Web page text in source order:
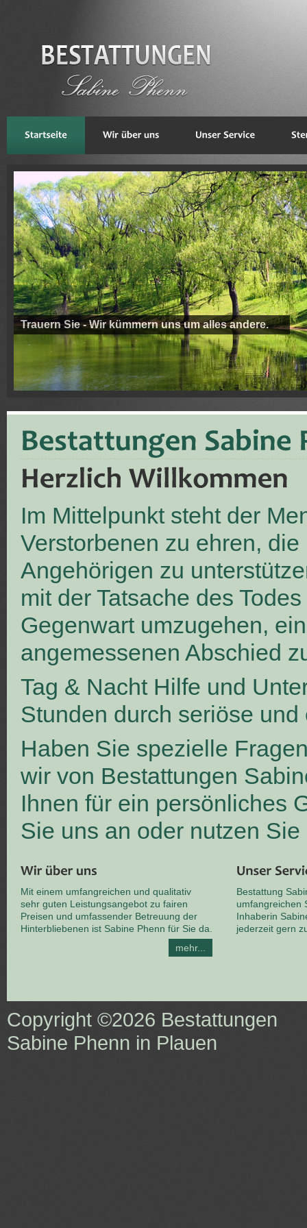
Trauern Sie - Wir kümmern uns um alles andere.
Im Mittelpunkt steht der
Verstorbenen zu ehren, die
Angehörigen zu
mit der Tatsache des
Gegenwart umzugehen,
angemessenen Abschied
Tag & Nacht Hilfe und
Stunden durch seriöse
Haben Sie spezielle
wir von Bestattungen
Ihnen für ein persönliches
Sie uns an oder nutzen
Mit einem umfangreichen und qualitativ
sehr guten Leistungsangebot zu fairen
Preisen und umfassender Betreuung der
Hinterbliebenen ist Sabine Phenn für Sie da.
mehr...
Bestattung
umfangreichen
Inhaberin
jederzeit gern
Copyright ©2026 Bestattungen
Sabine Phenn in Plauen